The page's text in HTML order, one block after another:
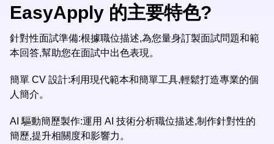
EasyApply 的主要特色?
針對性面試準備:根據職位描述,為您量身訂製面試問題和範
本回答,幫助您在面試中出色表現。
簡單 CV 設計:利用現代範本和簡單工具,輕鬆打造專業的個
人簡介。
AI 驅動簡歷製作:運用 AI 技術分析職位描述,制作針對性的
簡歷,提升相關度和影響力。